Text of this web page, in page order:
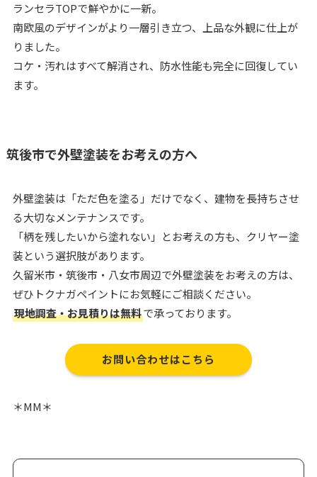
ランセラTOPで鮮やかに一新。
南欧風のデザインがより一層引き立つ、上品な外観に仕上が
りました。
コケ・汚れはすべて解消され、防水性能も完全に回復してい
ます。
筑後市で外壁塗装をお考えの方へ
外壁塗装は「ただ色を塗る」だけでなく、建物を長持ちさせ
る大切なメンテナンスです。
「柄を残したいから塗れない」とお考えの方も、クリヤー塗
装という選択肢があります。
久留米市・筑後市・八女市周辺で外壁塗装をお考えの方は、
ぜひトクナガペイントにお気軽にご相談ください。
現地調査・お見積りは無料で承っております。
お問い合わせはこちら
＊MM＊